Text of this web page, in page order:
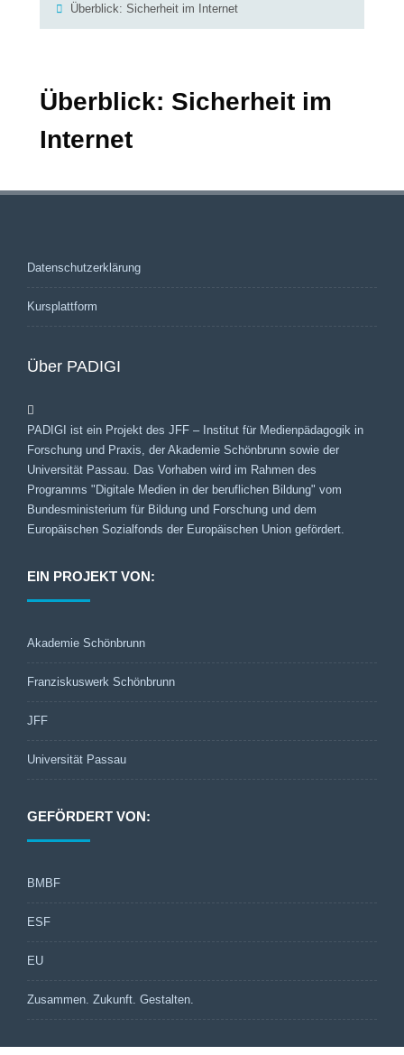
Überblick: Sicherheit im Internet
Überblick: Sicherheit im
Internet
Datenschutzerklärung
Kursplattform
Über PADIGI
PADIGI ist ein Projekt des JFF – Institut für Medienpädagogik in
Forschung und Praxis, der Akademie Schönbrunn sowie der
Universität Passau. Das Vorhaben wird im Rahmen des
Programms "Digitale Medien in der beruflichen Bildung" vom
Bundesministerium für Bildung und Forschung und dem
Europäischen Sozialfonds der Europäischen Union gefördert.
EIN PROJEKT VON:
Akademie Schönbrunn
Franziskuswerk Schönbrunn
JFF
Universität Passau
GEFÖRDERT VON:
BMBF
ESF
EU
Zusammen. Zukunft. Gestalten.